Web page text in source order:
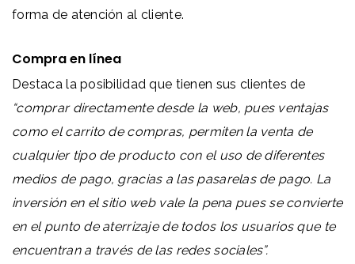
forma de atención al cliente.
Compra en línea
Destaca la posibilidad que tienen sus clientes de
“comprar directamente desde la web, pues ventajas
como el carrito de compras, permiten la venta de
cualquier tipo de producto con el uso de diferentes
medios de pago, gracias a las pasarelas de pago. La
inversión en el sitio web vale la pena pues se convierte
en el punto de aterrizaje de todos los usuarios que te
encuentran a través de las redes sociales”.